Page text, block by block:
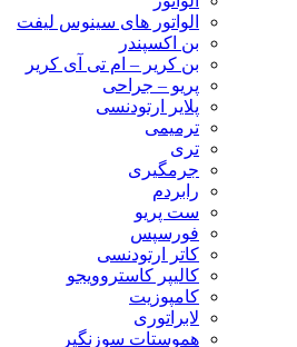
الواتور های سینوس لیفت
بن اکسپندر
بن کریر – ام تی آی کریر
پریو – جراحی
پلایر ارتودنسی
ترمیمی
تری
جرمگیری
رابردم
ست پریو
فورسپس
کاتر ارتودنسی
کالیپر کاستروویجو
کامپوزیت
لابراتوری
هموستات سوزنگیر